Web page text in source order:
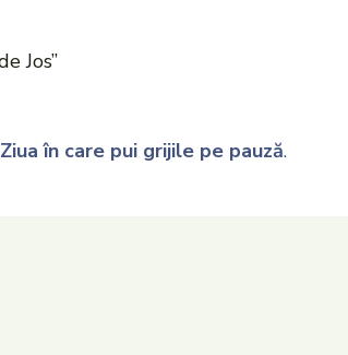
Jos”
în care pui grijile pe pauză.